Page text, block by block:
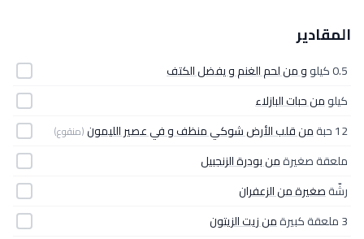
المقادير
0.5 كيلو
و من لحم الغنم و يفضل الكتف
كيلومن حبات البازلاء
12 حبة
من قلب الأرض شوكي منظف و في عصير الليمون(منقوع)
ملعقة صغيرةمن بودرة الزنجبيل
رشّةصغيرة من الزعفران
3 ملعقة كبيرة
من زيت الزيتون